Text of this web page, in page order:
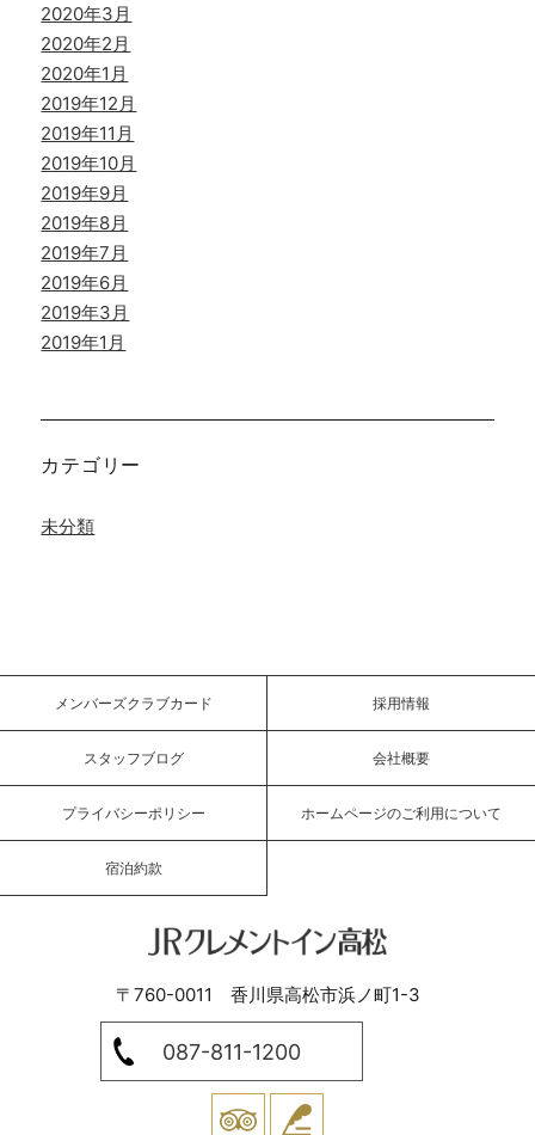
2020年3月
2020年2月
2020年1月
2019年12月
2019年11月
2019年10月
2019年9月
2019年8月
2019年7月
2019年6月
2019年3月
2019年1月
カテゴリー
未分類
メンバーズクラブカード 採用情報
スタッフブログ 会社概要
プライバシーポリシー ホームページのご利用について
宿泊約款
JRクレメントイン高松
〒760-0011 香川県高松市浜ノ町1-3
087-811-1200